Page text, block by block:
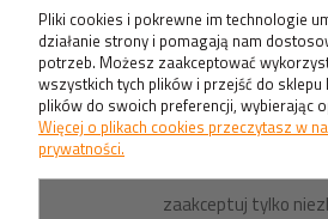
Pliki cookies i pokrewne im technologie
działanie strony i pomagają nam
potrzeb. Możesz zaakceptować
wszystkich tych plików i przejść do
plików do swoich preferencji, wybierając
Więcej o plikach cookies przeczytasz w
prywatności.
zaakceptuj tylko